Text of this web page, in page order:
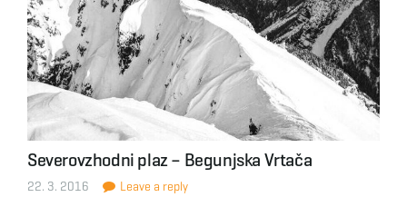
Severovzhodni plaz – Begunjska Vrtača
22. 3. 2016 Leave a reply